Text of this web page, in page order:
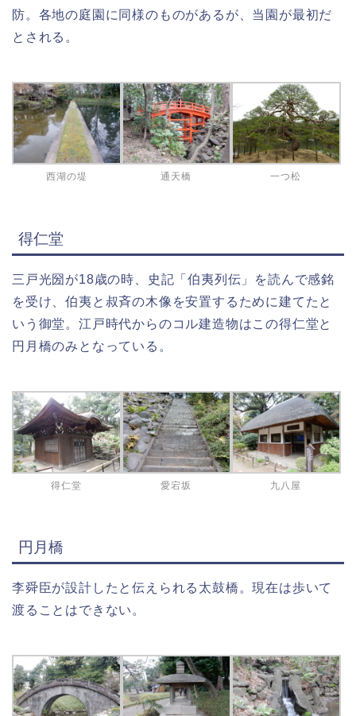
防。各地の庭園に同様のものがあるが、当園が最初だ
とされる。
西湖の堤 通天橋 一つ松
得仁堂
三戸光圀が18歳の時、史記「伯夷列伝」を読んで感銘
を受け、伯夷と叔斉の木像を安置するために建てたと
いう御堂。江戸時代からのコル建造物はこの得仁堂と
円月橋のみとなっている。
得仁堂 愛宕坂 九八屋
円月橋
李舜臣が設計したと伝えられる太鼓橋。現在は歩いて
渡ることはできない。